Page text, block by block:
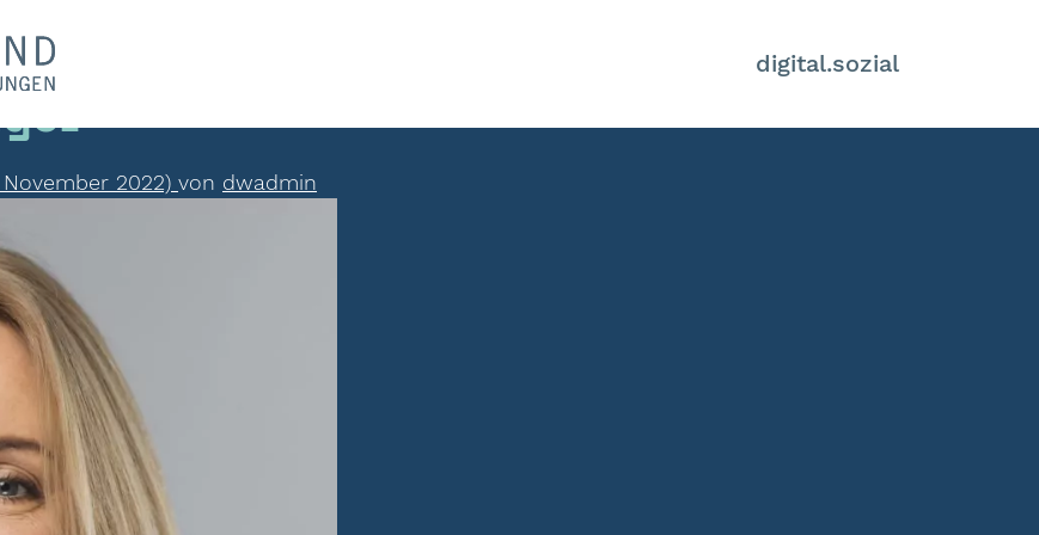
digital.sozial
November 2022) von dwadmin